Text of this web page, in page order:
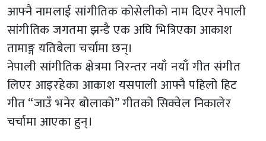
आफ्नै नामलाई सांगीतिक कोसेलीको नाम दिएर नेपाली
सांगीतिक जगतमा झन्डै एक अघि भित्रिएका आकाश
तामाङ्ग यतिबेला चर्चामा छन्।
नेपाली सांगीतिक क्षेत्रमा निरन्तर नयाँ नयाँ गीत संगीत
लिएर आइरहेका आकाश यसपाली आफ्नै पहिलो हिट
गीत “जाउँ भनेर बोलाको” गीतको सिक्वेल निकालेर
चर्चामा आएका हुन्।